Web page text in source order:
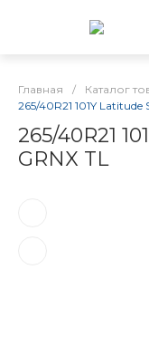
Главная / Каталог
265/40R21 101Y
265/40R21
GRNX TL